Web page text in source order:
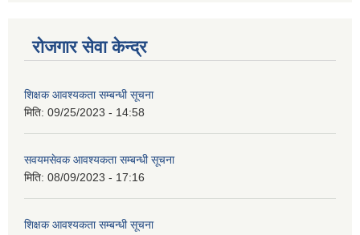
रोजगार सेवा केन्द्र
शिक्षक आवश्यकता सम्बन्धी सूचना
मिति: 09/25/2023 - 14:58
सवयमसेवक आवश्यकता सम्बन्धी सूचना
मिति: 08/09/2023 - 17:16
शिक्षक आवश्यकता सम्बन्धी सूचना